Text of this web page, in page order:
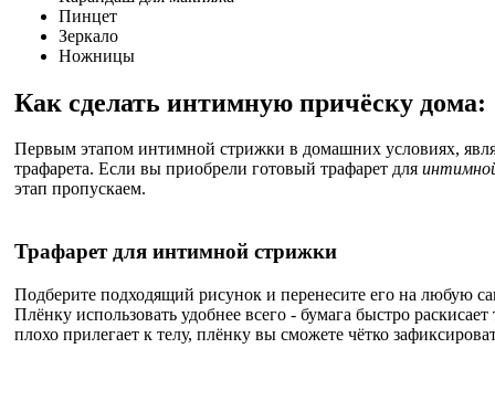
Пинцет
Зеркало
Ножницы
Как сделать интимную причёску дома:
Первым этапом интимной стрижки в домашних условиях,
трафарета. Если вы приобрели готовый трафарет для
этап пропускаем.
Трафарет для интимной стрижки
Подберите подходящий рисунок и перенесите его на любую
Плёнку использовать удобнее всего - бумага быстро
плохо прилегает к телу, плёнку вы сможете чётко